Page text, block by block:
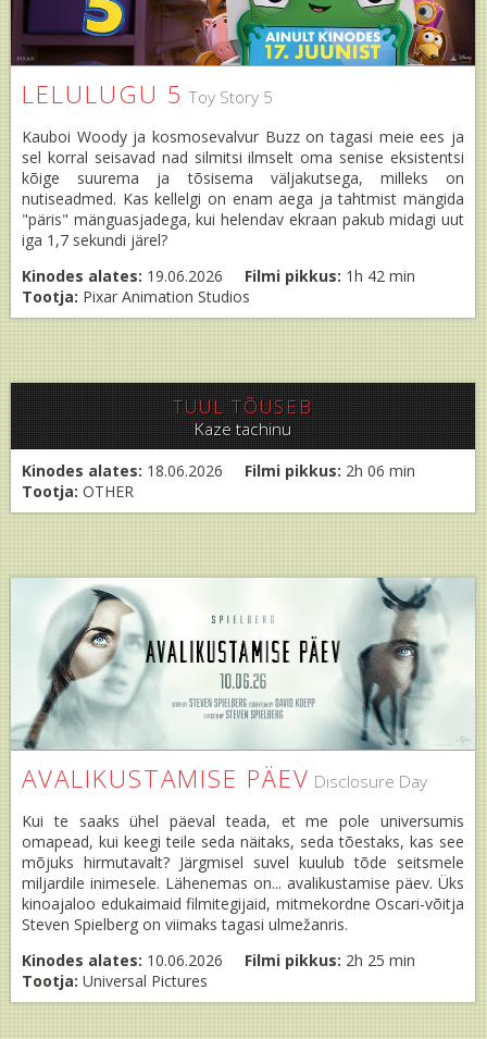
LELULUGU 5 Toy Story 5
Kauboi Woody ja kosmosevalvur Buzz on tagasi meie ees ja
sel korral seisavad nad silmitsi ilmselt oma senise eksistentsi
kõige suurema ja tõsisema väljakutsega, milleks on
nutiseadmed. Kas kellelgi on enam aega ja tahtmist mängida
"päris" mänguasjadega, kui helendav ekraan pakub midagi uut
iga 1,7 sekundi järel?
Kinodes alates: 19.06.2026 Filmi pikkus: 1h 42 min
Tootja: Pixar Animation Studios
TUUL TÕUSEB
Kaze tachinu
Kinodes alates: 18.06.2026 Filmi pikkus: 2h 06 min
Tootja: OTHER
AVALIKUSTAMISE PÄEV Disclosure Day
Kui te saaks ühel päeval teada, et me pole universumis
omapead, kui keegi teile seda näitaks, seda tõestaks, kas see
mõjuks hirmutavalt? Järgmisel suvel kuulub tõde seitsmele
miljardile inimesele. Lähenemas on... avalikustamise päev. Üks
kinoajaloo edukaimaid filmitegijaid, mitmekordne Oscari-võitja
Steven Spielberg on viimaks tagasi ulmežanris.
Kinodes alates: 10.06.2026 Filmi pikkus: 2h 25 min
Tootja: Universal Pictures